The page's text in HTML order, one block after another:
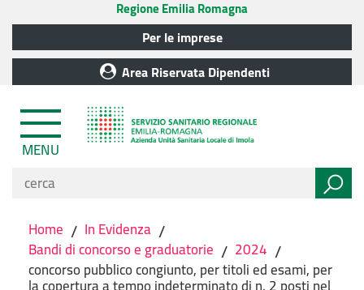
Regione Emilia Romagna
Per le imprese
Area Riservata Dipendenti
MENU
Home / In Evidenza /
Bandi di concorso e graduatorie / 2024 /
concorso pubblico congiunto, per titoli ed esami, per